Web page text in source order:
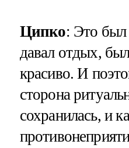
Ципко: Это был
давал отдых,
красиво. И
сторона
сохранилась, и